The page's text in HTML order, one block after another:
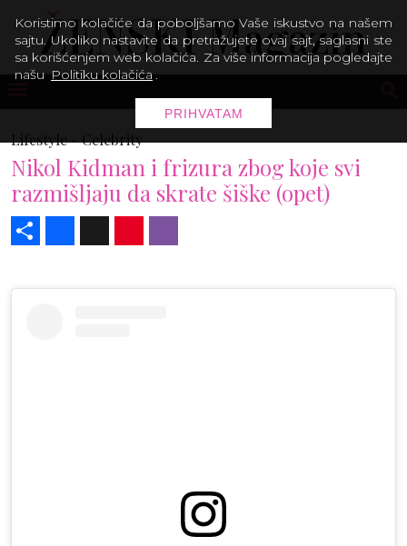
Lifestyle -Celebrity
Nikol Kidman i frizura zbog koje svi
razmišljaju da skrate šiške (opet)
Koristimo kolačiće da poboljšamo Vaše iskustvo na našem
sajtu. Ukoliko nastavite da pretražujete ovaj sajt, saglasni ste
sa korišćenjem web kolačića. Za više informacija pogledajte
našu Politiku kolačića .
PRIHVATAM